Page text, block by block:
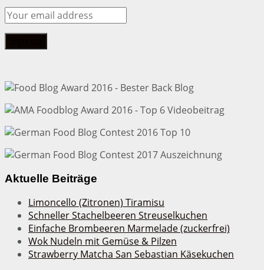
Aktuelle Beiträge
Limoncello (Zitronen) Tiramisu
Schneller Stachelbeeren Streuselkuchen
Einfache Brombeeren Marmelade (zuckerfrei)
Wok Nudeln mit Gemüse & Pilzen
Strawberry Matcha San Sebastian Käsekuchen